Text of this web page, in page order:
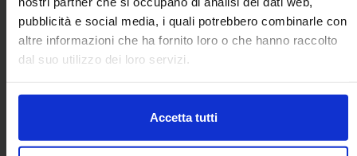
pubblicità e social media, i quali potrebbero combinarle con
altre informazioni che ha fornito loro o che hanno raccolto
dal suo utilizzo dei loro servizi.
Accetta tutti